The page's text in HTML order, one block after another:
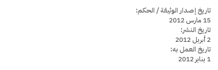
تاريخ إصدار الوثيقة / الحكم:
15 مارس 2012
تاريخ النشر:
2 أبريل 2012
تاريخ العمل به:
1 يناير 2012